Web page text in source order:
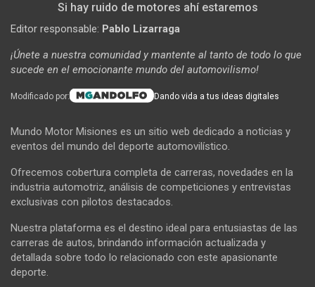
Si hay ruido de motores ahí estaremos
Editor responsable: Pablo Lizarraga
¡Únete a nuestra comunidad y mantente al tanto de todo lo que
sucede en el emocionante mundo del automovilismo!
Modificado por: Dando vida a tus ideas digitales
Mundo Motor Misiones es un sitio web dedicado a noticias y
eventos del mundo del deporte automovilístico.
Ofrecemos cobertura completa de carreras, novedades en la
industria automotriz, análisis de competiciones y entrevistas
exclusivas con pilotos destacados.
Nuestra plataforma es el destino ideal para entusiastas de las
carreras de autos, brindando información actualizada y
detallada sobre todo lo relacionado con este apasionante
deporte.